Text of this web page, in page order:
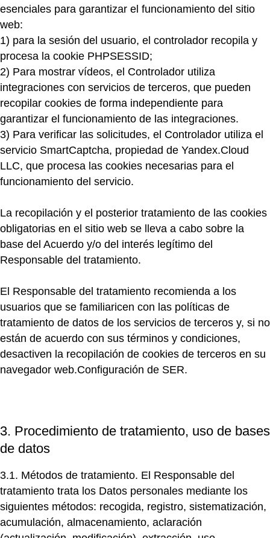
esenciales para garantizar el funcionamiento del sitio
web:
1) para la sesión del usuario, el controlador recopila y
procesa la cookie PHPSESSID;
2) Para mostrar vídeos, el Controlador utiliza
integraciones con servicios de terceros, que pueden
recopilar cookies de forma independiente para
garantizar el funcionamiento de las integraciones.
3) Para verificar las solicitudes, el Controlador utiliza el
servicio SmartCaptcha, propiedad de Yandex.Cloud
LLC, que procesa las cookies necesarias para el
funcionamiento del servicio.
La recopilación y el posterior tratamiento de las cookies
obligatorias en el sitio web se lleva a cabo sobre la
base del Acuerdo y/o del interés legítimo del
Responsable del tratamiento.
El Responsable del tratamiento recomienda a los
usuarios que se familiaricen con las políticas de
tratamiento de datos de los servicios de terceros y, si no
están de acuerdo con sus términos y condiciones,
desactiven la recopilación de cookies de terceros en su
navegador web.Configuración de SER.
3. Procedimiento de tratamiento, uso de bases
de datos
3.1. Métodos de tratamiento. El Responsable del
tratamiento trata los Datos personales mediante los
siguientes métodos: recogida, registro, sistematización,
acumulación, almacenamiento, aclaración